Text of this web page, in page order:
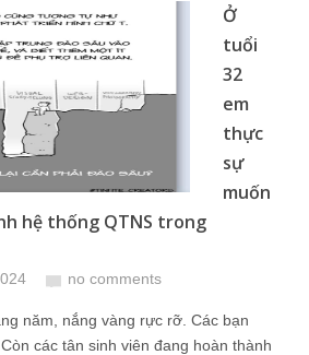
Ở
tuổi
32
em
thực
sự
muốn
hệ thống QTNS trong
no comments
năm, nắng vàng rực rỡ. Các bạn
các tân sinh viên đang hoàn thành